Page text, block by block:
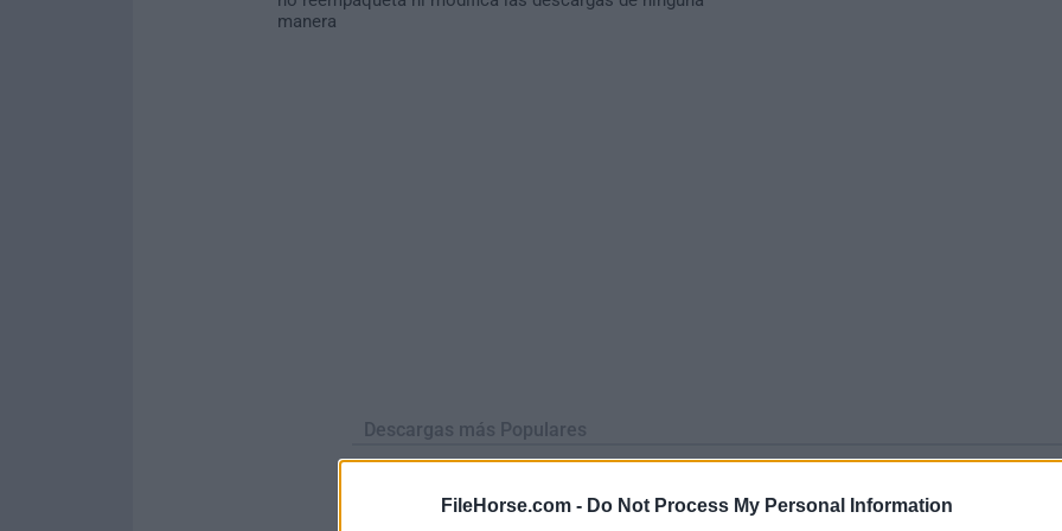
FileHorse.com - Do Not Process My Personal Information
manera
Descargas más Populares
Opera BlueStacks